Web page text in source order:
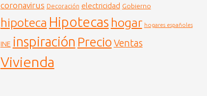
coronavirus Decoración electricidad Gobierno
hipoteca Hipotecas hogar hogares españoles
INE inspiración Precio Ventas
Vivienda